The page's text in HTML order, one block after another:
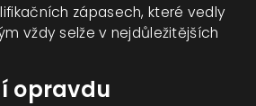
zápasech, které vedly
vždy selže v nejdůležitějších
opravdu